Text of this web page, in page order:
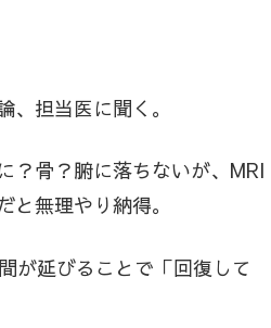
担当医に聞く。
？骨？腑に落ちないが、MRI
無理やり納得。
が延びることで「回復して